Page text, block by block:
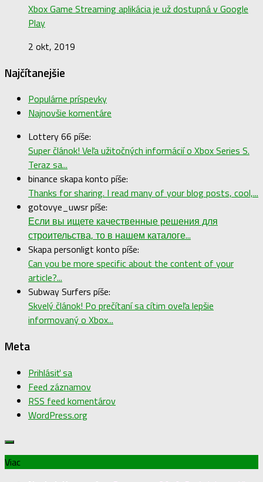
Xbox Game Streaming aplikácia je už dostupná v Google
Play
2 okt, 2019
Najčítanejšie
Populárne príspevky
Najnovšie komentáre
Lottery 66 píše:
Super článok! Veľa užitočných informácií o Xbox Series S.
Teraz sa...
binance skapa konto píše:
Thanks for sharing. I read many of your blog posts, cool,...
gotovye_uwsr píše:
Если вы ищете качественные решения для
строительства, то в нашем каталоге...
Skapa personligt konto píše:
Can you be more specific about the content of your
article?...
Subway Surfers píše:
Skvelý článok! Po prečítaní sa cítim oveľa lepšie
informovaný o Xbox...
Meta
Prihlásiť sa
Feed záznamov
RSS feed komentárov
WordPress.org
Viac